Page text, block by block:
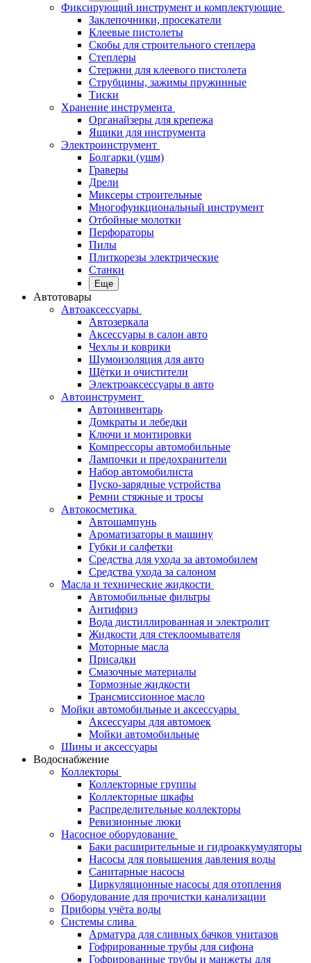
Фиксирующий инструмент и комплектующие
Заклепочники, просекатели
Клеевые пистолеты
Скобы для строительного степлера
Степлеры
Стержни для клеевого пистолета
Струбцины, зажимы пружинные
Тиски
Хранение инструмента
Органайзеры для крепежа
Ящики для инструмента
Электроинструмент
Болгарки (ушм)
Граверы
Дрели
Миксеры строительные
Многофункциональный инструмент
Отбойные молотки
Перфораторы
Пилы
Плиткорезы электрические
Станки
Еще
Автотовары
Автоаксессуары
Автозеркала
Аксессуары в салон авто
Чехлы и коврики
Шумоизоляция для авто
Щётки и очистители
Электроаксессуары в авто
Автоинструмент
Автоинвентарь
Домкраты и лебедки
Ключи и монтировки
Компрессоры автомобильные
Лампочки и предохранители
Набор автомобилиста
Пуско-зарядные устройства
Ремни стяжные и тросы
Автокосметика
Автошампунь
Ароматизаторы в машину
Губки и салфетки
Средства для ухода за автомобилем
Средства ухода за салоном
Масла и технические жидкости
Автомобильные фильтры
Антифриз
Вода дистиллированная и электролит
Жидкости для стеклоомывателя
Моторные масла
Присадки
Смазочные материалы
Тормозные жидкости
Трансмиссионное масло
Мойки автомобильные и аксессуары
Аксессуары для автомоек
Мойки автомобильные
Шины и аксессуары
Водоснабжение
Коллекторы
Коллекторные группы
Коллекторные шкафы
Распределительные коллекторы
Ревизионные люки
Насосное оборудование
Баки расширительные и гидроаккумуляторы
Насосы для повышения давления воды
Санитарные насосы
Циркуляционные насосы для отопления
Оборудование для прочистки канализации
Приборы учёта воды
Системы слива
Арматура для сливных бачков унитазов
Гофрированные трубы для сифона
Гофрированные трубы и манжеты для